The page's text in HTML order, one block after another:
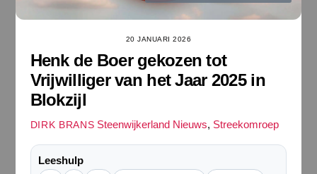
20 JANUARI 2026
Henk de Boer gekozen tot
Vrijwilliger van het Jaar 2025 in
Blokzijl
DIRK BRANS Steenwijkerland Nieuws, Streekomroep
Leeshulp